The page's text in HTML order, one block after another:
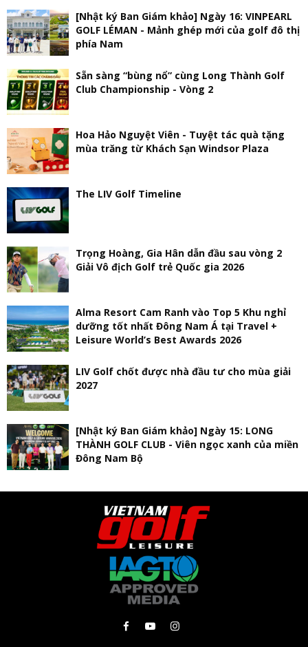
[Nhật ký Ban Giám khảo] Ngày 16: VINPEARL
GOLF LÉMAN - Mảnh ghép mới của golf đô thị
phía Nam
Sẵn sàng “bùng nổ” cùng Long Thành Golf
Club Championship - Vòng 2
Hoa Hảo Nguyệt Viên - Tuyệt tác quà tặng
mùa trăng từ Khách Sạn Windsor Plaza
The LIV Golf Timeline
Trọng Hoàng, Gia Hân dẫn đầu sau vòng 2
Giải Vô địch Golf trẻ Quốc gia 2026
Alma Resort Cam Ranh vào Top 5 Khu nghỉ
dưỡng tốt nhất Đông Nam Á tại Travel +
Leisure World’s Best Awards 2026
LIV Golf chốt được nhà đầu tư cho mùa giải
2027
[Nhật ký Ban Giám khảo] Ngày 15: LONG
THÀNH GOLF CLUB - Viên ngọc xanh của miền
Đông Nam Bộ